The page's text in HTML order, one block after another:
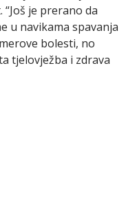
je prerano da
u navikama spavanja
bolesti, no
tjelovježba i zdrava